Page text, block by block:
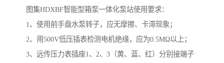
图集HDXBF智能型箱泵一体化泵站使用要求：
1、使用前手盘水泵转子，应无摩擦、卡滞现象；
2、用500V低压插表检测电机绝缘，应为0.5MΩ以上；
3、远传压力表插座1、2、3（黄、蓝、红）分别接端子